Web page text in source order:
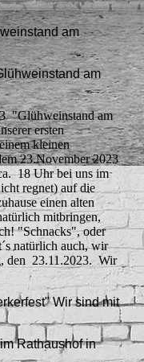
am
am
"Glühweinstand am
ersten
kleinen
23.November 2023
18 Uhr bei uns im
regnet) auf die
einen alten
mitbringen,
"Schnacks", oder
natürlich auch,wir
den 23.11.2023. Wir
Wir sind mit
Rathaushof in